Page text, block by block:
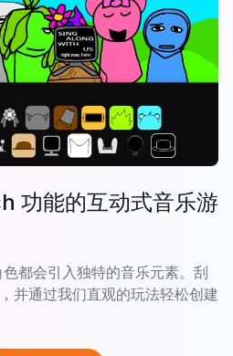
功能的互动式音乐游
都会引入独特的音乐元素。刮
并通过我们直观的玩法轻松创建